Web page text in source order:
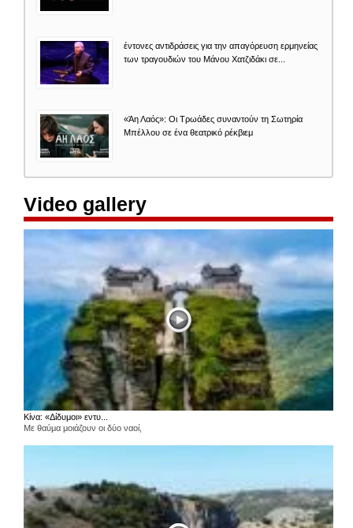
έντονες αντιδράσεις για την απαγόρευση ερμηνείας
των τραγουδιών του Μάνου Χατζιδάκι σε...
«Άη Λαός»: Οι Τρωάδες συναντούν τη Σωτηρία
Μπέλλου σε ένα θεατρικό ρέκβιεμ
Video gallery
Κίνα: «Δίδυμοι» εντυ...
Με θαύμα μοιάζουν οι δύο ναοί,